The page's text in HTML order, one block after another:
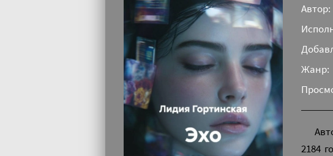
Автор:
Жанр:
2184